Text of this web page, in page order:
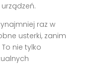
raz w
usterki, zanim
nie tylko